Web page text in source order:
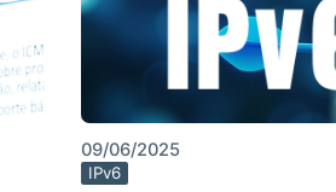
09/06/2025
IPv6